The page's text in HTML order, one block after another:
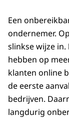
Een
ondernemer.
slinkse wijze
hebben op
klanten online
de eerste
bedrijven.
langdurig